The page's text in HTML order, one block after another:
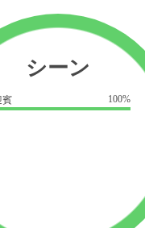
シーン
賓 100%